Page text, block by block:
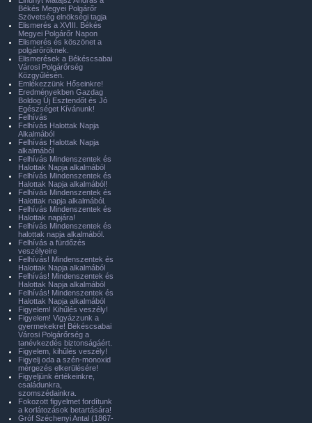
Békés Megyei Polgárőr
Szövetség elnökségi tagja
Elismerés a XVIII. Békés
Megyei Polgárőr Napon
Elismerés és köszönet a
polgárőröknek.
Elismerések a Békéscsabai
Városi Polgárőrség
Közgyűlésén.
Emlékezzünk Hőseinkre!
Eredményekben Gazdag
Boldog Új Esztendőt és Jó
Egészséget Kívánunk!
Felhívás
Felhívás Halottak Napja
Alkalmából
Felhívás Halottak Napja
alkalmából
Felhívás Mindenszentek és
Halottak Napja alkalmából
Felhívás Mindenszentek és
Halottak Napja alkalmából!
Felhívás Mindenszentek és
Halottak napja alkalmából.
Felhívás Mindenszentek és
Halottak napjára!
Felhívás Mindenszentek és
halottak napja alkalmából.
Felhívás a fürdőzés
veszélyeire
Felhívás! Mindenszentek és
Halottak Napja alkalmából
Felhívás! Mindenszentek és
Halottak Napja alkalmából
Felhívás! Mindenszentek és
Halottak Napja alkalmából
Figyelem! Kihűlés veszély!
Figyelem! Vigyázzunk a
gyermekekre! Békéscsabai
Városi Polgárőrség a
tanévkezdés biztonságáért.
Figyelem, kihűlés veszély!
Figyelj oda a szén-monoxid
mérgezés elkerülésére!
Figyeljünk értékeinkre,
családunkra,
szomszédainkra.
Fokozott figyelmet fordítunk
a korlátozások betartására!
Gróf Széchenyi Antal (1867-